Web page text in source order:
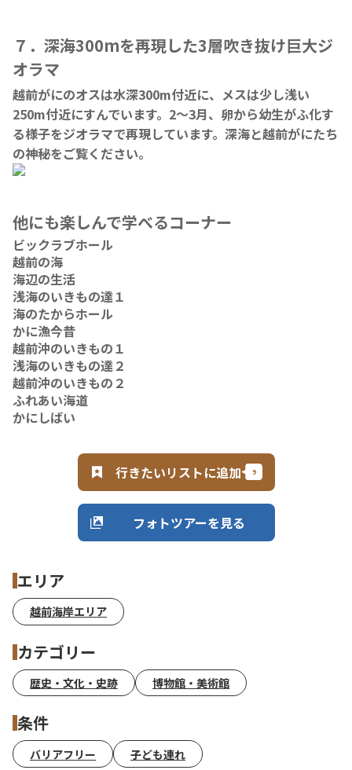
７．深海300mを再現した3層吹き抜け巨大ジ
オラマ
越前がにのオスは水深300m付近に、メスは少し浅い
250m付近にすんでいます。2～3月、卵から幼生がふ化す
る様子をジオラマで再現しています。深海と越前がにたち
の神秘をご覧ください。
他にも楽しんで学べるコーナー
ビックラブホール
越前の海
海辺の生活
浅海のいきもの達１
海のたからホール
かに漁今昔
越前沖のいきもの１
浅海のいきもの達２
越前沖のいきもの２
ふれあい海道
かにしばい
行きたいリストに追加
フォトツアーを見る
エリア
越前海岸エリア
カテゴリー
歴史・文化・史跡 博物館・美術館
条件
バリアフリー 子ども連れ